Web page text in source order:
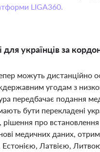
LIGA360.
українців за
можуть
угодам з
передбачає подання
бути перекладені
про
медичних даних,
Естонією, Латвією,